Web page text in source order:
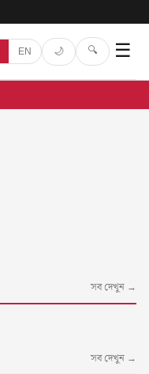
EN 🌙 🔍 ☰
সব দেখুন →
সব দেখুন →